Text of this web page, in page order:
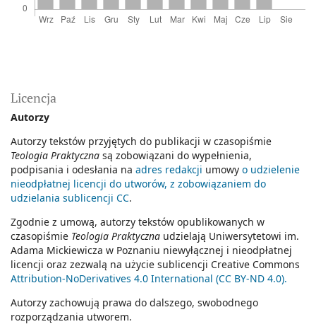
Licencja
Autorzy
Autorzy tekstów przyjętych do publikacji w czasopiśmie
Teologia Praktyczna są zobowiązani do wypełnienia,
podpisania i odesłania na adres redakcji umowy o udzielenie
nieodpłatnej licencji do utworów, z zobowiązaniem do
udzielania sublicencji CC.
Zgodnie z umową, autorzy tekstów opublikowanych w
czasopiśmie Teologia Praktyczna udzielają Uniwersytetowi im.
Adama Mickiewicza w Poznaniu niewyłącznej i nieodpłatnej
licencji oraz zezwalą na użycie sublicencji Creative Commons
Attribution-NoDerivatives 4.0 International (CC BY-ND 4.0).
Autorzy zachowują prawa do dalszego, swobodnego
rozporządzania utworem.